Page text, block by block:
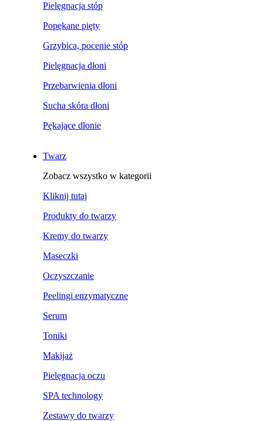
Pielęgnacja stóp
Popękane pięty
Grzybica, pocenie stóp
Pielęgnacja dłoni
Przebarwienia dłoni
Sucha skóra dłoni
Pękające dłonie
Twarz
Zobacz wszystko w kategorii
Kliknij tutaj
Produkty do twarzy
Kremy do twarzy
Maseczki
Oczyszczanie
Peelingi enzymatyczne
Serum
Toniki
Makijaż
Pielęgnacja oczu
SPA technology
Zestawy do twarzy